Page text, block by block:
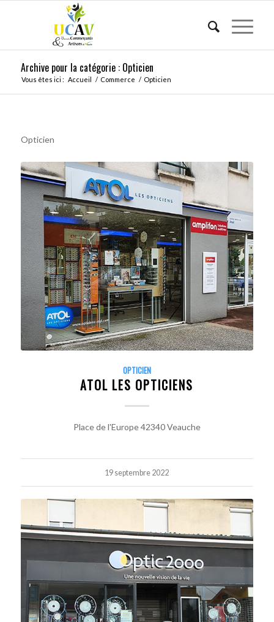
Archive pour la catégorie : Opticien
Vous êtes ici : Accueil / Commerce / Opticien
Opticien
OPTICIEN
ATOL LES OPTICIENS
Place de l'Europe 42340 Veauche
19 septembre 2022